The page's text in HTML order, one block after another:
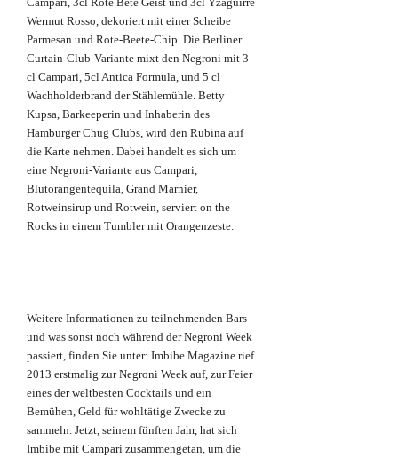
Wermut Rosso, dekoriert mit einer Scheibe
Parmesan und Rote-Beete-Chip. Die Berliner
Curtain-Club-Variante mixt den Negroni mit 3
cl Campari, 5cl Antica Formula, und 5 cl
Wachholderbrand der Stählemühle. Betty
Kupsa, Barkeeperin und Inhaberin des
Hamburger Chug Clubs, wird den Rubina auf
die Karte nehmen. Dabei handelt es sich um
eine Negroni-Variante aus Campari,
Blutorangentequila, Grand Marnier,
Rotweinsirup und Rotwein, serviert on the
Rocks in einem Tumbler mit Orangenzeste.
Weitere Informationen zu teilnehmenden Bars
und was sonst noch während der Negroni Week
passiert, finden Sie unter: Imbibe Magazine rief
2013 erstmalig zur Negroni Week auf, zur Feier
eines der weltbesten Cocktails und ein
Bemühen, Geld für wohltätige Zwecke zu
sammeln. Jetzt, seinem fünften Jahr, hat sich
Imbibe mit Campari zusammengetan, um die